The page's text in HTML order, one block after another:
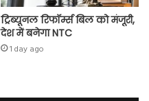
ट्रिब्यूनल रिफॉर्म्स बिल को मंजूरी,
देश में बनेगा NTC
1 day ago